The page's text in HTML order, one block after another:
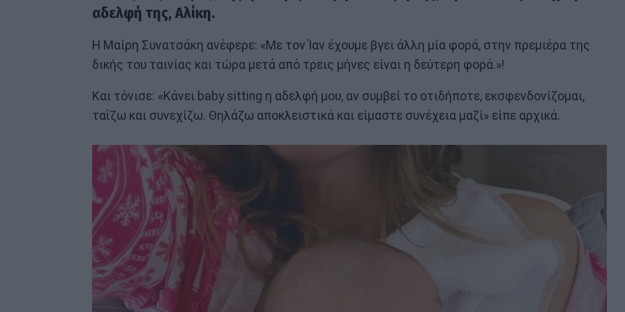
αδελφή της, Αλίκη.
Η Μαίρη Συνατσάκη ανέφερε: «Με τον Ίαν έχουμε βγει άλλη μία φορά, στην πρεμιέρα της
δικής του ταινίας και τώρα μετά από τρεις μήνες είναι η δεύτερη φορά.»!
Και τόνισε: «Κάνει baby sitting η αδελφή μου, αν συμβεί το οτιδήποτε, εκσφενδονίζομαι,
ταΐζω και συνεχίζω. Θηλάζω αποκλειστικά και είμαστε συνέχεια μαζί» είπε αρχικά.